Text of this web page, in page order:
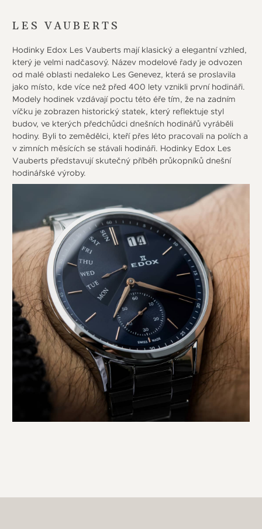
LES VAUBERTS
Hodinky Edox Les Vauberts mají klasický a elegantní vzhled,
který je velmi nadčasový. Název modelové řady je odvozen
od malé oblasti nedaleko Les Genevez, která se proslavila
jako místo, kde více než před 400 lety vznikli první hodináři.
Modely hodinek vzdávají poctu této éře tím, že na zadním
víčku je zobrazen historický statek, který reflektuje styl
budov, ve kterých předchůdci dnešních hodinářů vyráběli
hodiny. Byli to zemědělci, kteří přes léto pracovali na polích a
v zimních měsících se stávali hodináři. Hodinky Edox Les
Vauberts představují skutečný příběh průkopníků dnešní
hodinářské výroby.